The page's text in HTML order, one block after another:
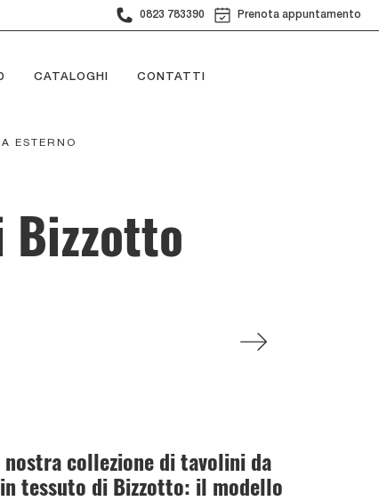
0823 783390 Prenota appuntamento
CATALOGHI CONTATTI
ESTERNO
Bizzotto
collezione di tavolini da
tessuto di Bizzotto: il modello